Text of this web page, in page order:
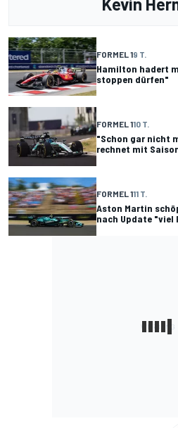
FORMEL 19 T.
Hamilton hadert
stoppen dürfen"
FORMEL 110 T.
"Schon gar nicht
rechnet mit
FORMEL 111 T.
Aston Martin
nach Update "viel